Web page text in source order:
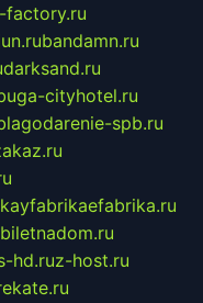
factory.ru
bandamn.ru
darksand.ru
cityhotel.ru
spb.ru
biletnadom.ru
hd.ruz-host.ru